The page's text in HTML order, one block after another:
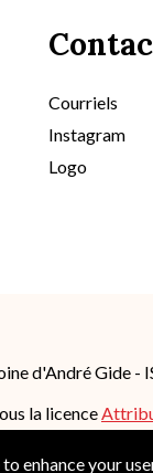
Courriels
Instagram
Logo
d'André Gide -
la licence
enhance your